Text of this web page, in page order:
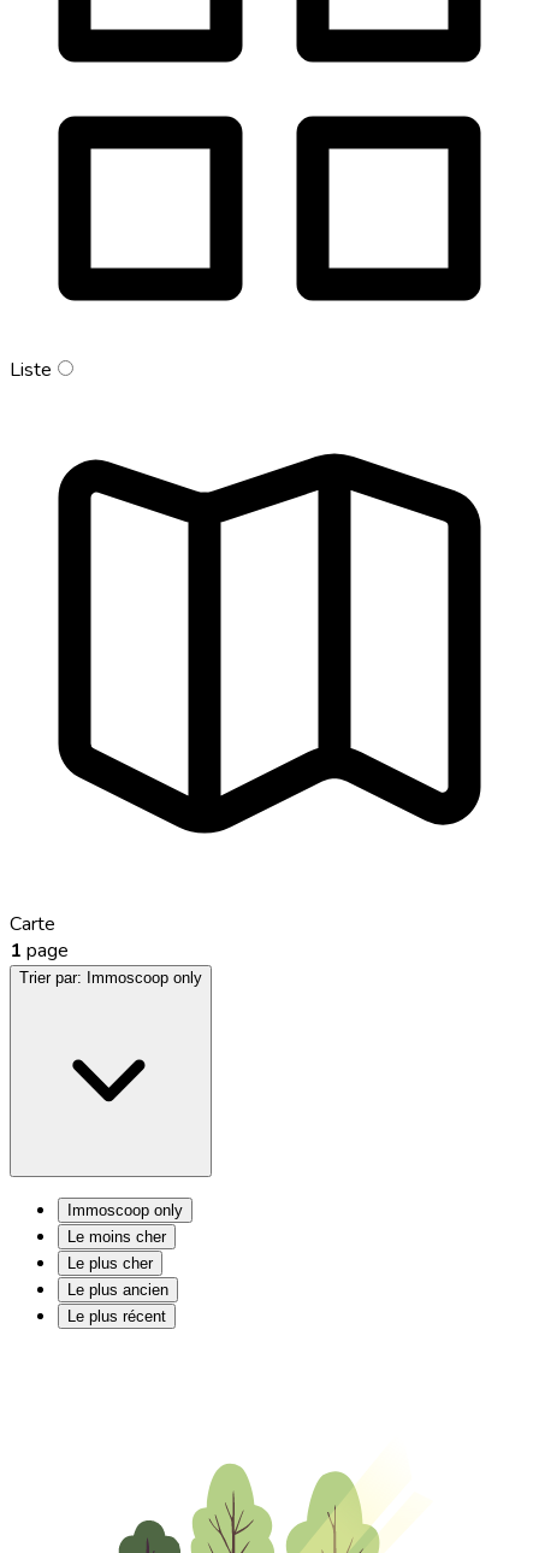
Liste
Carte
1 page
Trier par: Immoscoop only
Immoscoop only
Le moins cher
Le plus cher
Le plus ancien
Le plus récent